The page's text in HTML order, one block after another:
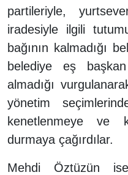
partileriyle,
iradesiyle ilgili
bağının kalmadığı
belediye eş
almadığı
yönetim
kenetlenmeye ve
durmaya çağırdılar.
Mehdi Öztüzün